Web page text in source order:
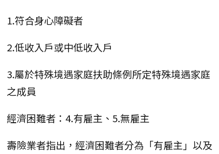
1.符合身心障礙者
2.低收入戶或中低收入戶
3.屬於特殊境遇家庭扶助條例所定特殊境遇家庭
之成員
經濟困難者：4.有雇主、5.無雇主
壽險業者指出，經濟困難者分為「有雇主」以及